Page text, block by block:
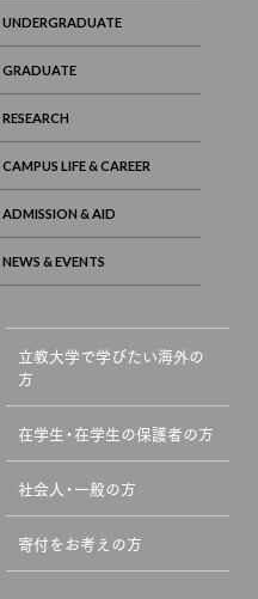
立教大学で学びたい海外の
方
在学生・在学生の保護者の方
社会人・一般の方
寄付をお考えの方